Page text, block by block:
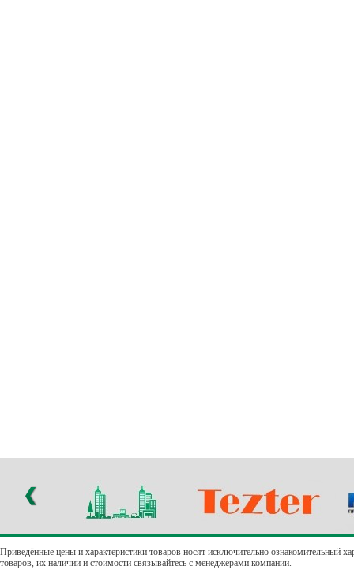
Приведённые цены и характеристики товаров носят исключительно ознакомительный
товаров, их наличии и стоимости связывайтесь с менеджерами компании.